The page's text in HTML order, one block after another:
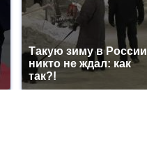
Такую зиму в России
никто не ждал: как
так?!